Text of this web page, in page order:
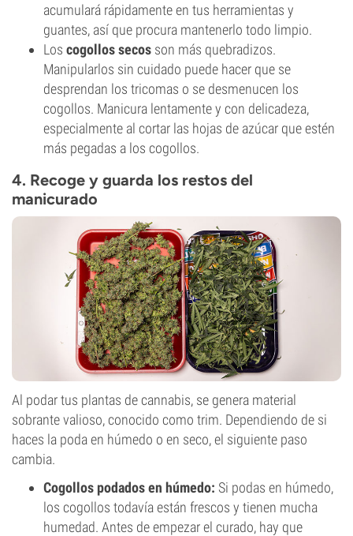
acumulará rápidamente en tus herramientas y
guantes, así que procura mantenerlo todo limpio.
Los cogollos secos son más quebradizos.
Manipularlos sin cuidado puede hacer que se
desprendan los tricomas o se desmenucen los
cogollos. Manicura lentamente y con delicadeza,
especialmente al cortar las hojas de azúcar que estén
más pegadas a los cogollos.
4. Recoge y guarda los restos del
manicurado
Al podar tus plantas de cannabis, se genera material
sobrante valioso, conocido como trim. Dependiendo de si
haces la poda en húmedo o en seco, el siguiente paso
cambia.
Cogollos podados en húmedo: Si podas en húmedo,
los cogollos todavía están frescos y tienen mucha
humedad. Antes de empezar el curado, hay que